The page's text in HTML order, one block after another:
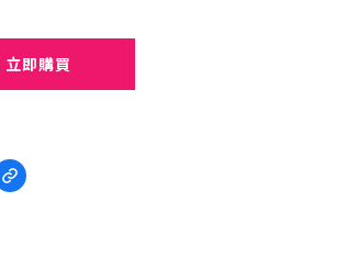
立即購買